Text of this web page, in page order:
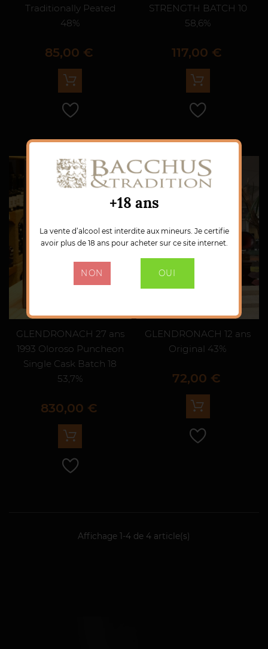
Traditionally Peated
48%
Prix
85,00 €
STRENGTH BATCH 10
58,6%
Prix
117,00 €
GLENDRONACH 27 ans
1993 Oloroso Puncheon
Single Cask Batch 18
53,7%
Prix
830,00 €
GLENDRONACH 12 ans
Original 43%
Prix
72,00 €
Affichage 1-4 de 4 article(s)
+18 ans
La vente d’alcool est interdite aux mineurs. Je certifie
avoir plus de 18 ans pour acheter sur ce site internet.
NON OUI